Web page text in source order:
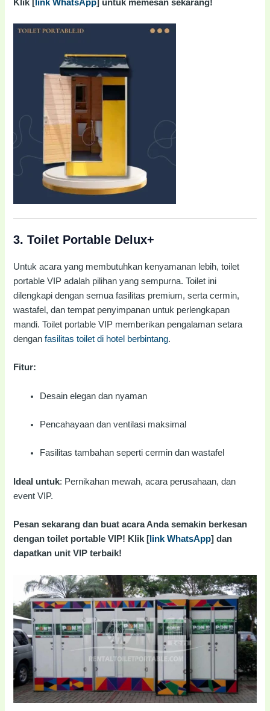
Klik [ link WhatsApp ] untuk memesan sekarang!
3.Toilet Portable Delux+
Untuk acara yang membutuhkan kenyamanan lebih, toilet
portable VIP adalah pilihan yang sempurna. Toilet ini
dilengkapi dengan semua fasilitas premium, serta cermin,
wastafel, dan tempat penyimpanan untuk perlengkapan
mandi. Toilet portable VIP memberikan pengalaman setara
denganfasilitas toilet di hotel berbintang.
Fitur:
Desain elegan dan nyaman
Pencahayaan dan ventilasi maksimal
Fasilitas tambahan seperti cermin dan wastafel
Ideal untuk: Pernikahan mewah, acara perusahaan, dan
event VIP.
Pesan sekarang dan buat acara Anda semakin berkesan
dengan toilet portable VIP! Klik [ link WhatsApp] dan
dapatkan unit VIP terbaik!